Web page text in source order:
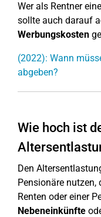
Wer als Rentner
sollte auch darauf
Werbungskosten
(2022): Wann
abgeben?
Wie hoch ist
Den
Pensionäre nutzen,
Renten oder einer
Nebeneinkünfte